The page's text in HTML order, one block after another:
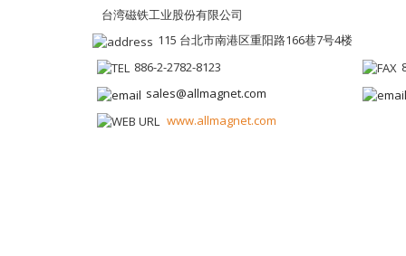
台湾磁铁工业股份有限公司
115 台北市南港区重阳路166巷7号4楼
886-2-2782-8123
sales@allmagnet.com
www.allmagnet.com